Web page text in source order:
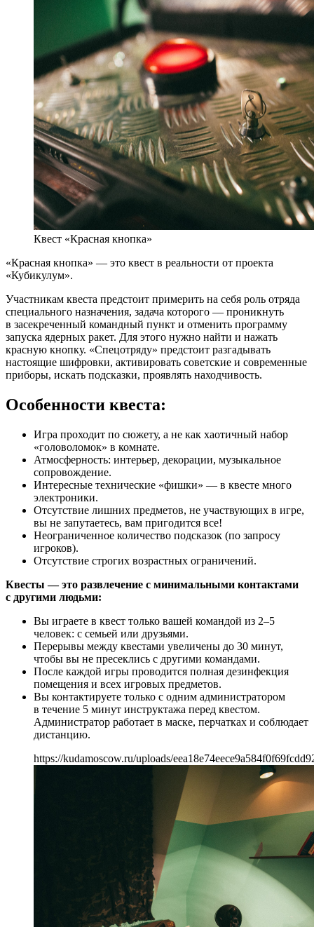
Квест «Красная кнопка»
«Красная кнопка» — это квест в реальности от проекта
«Кубикулум».
Участникам квеста предстоит примерить на себя роль отряда
специального назначения, задача которого — проникнуть
в засекреченный командный пункт и отменить программу
запуска ядерных ракет. Для этого нужно найти и нажать
красную кнопку. «Спецотряду» предстоит разгадывать
настоящие шифровки, активировать советские и современные
приборы, искать подсказки, проявлять находчивость.
Особенности квеста:
Игра проходит по сюжету, а не как хаотичный набор
«головоломок» в комнате.
Атмосферность: интерьер, декорации, музыкальное
сопровождение.
Интересные технические «фишки» — в квесте много
электроники.
Отсутствие лишних предметов, не участвующих в игре,
вы не запутаетесь, вам пригодится все!
Неограниченное количество подсказок (по запросу
игроков).
Отсутствие строгих возрастных ограничений.
Квесты — это развлечение с минимальными контактами
с другими людьми:
Вы играете в квест только вашей командой из 2–5
человек: с семьей или друзьями.
Перерывы между квестами увеличены до 30 минут,
чтобы вы не пресеклись с другими командами.
После каждой игры проводится полная дезинфекция
помещения и всех игровых предметов.
Вы контактируете только с одним администратором
в течение 5 минут инструктажа перед квестом.
Администратор работает в маске, перчатках и соблюдает
дистанцию.
https://kudamoscow.ru/uploads/